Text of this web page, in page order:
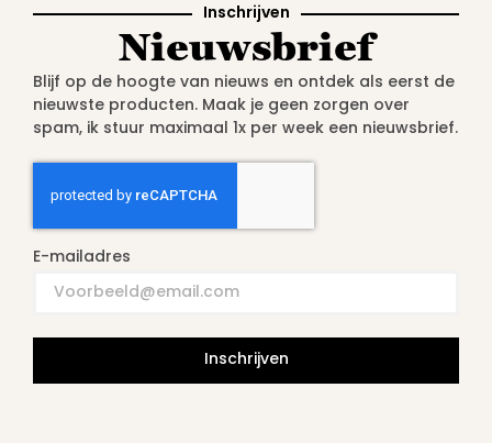
Inschrijven
Nieuwsbrief
Blijf op de hoogte van nieuws en ontdek als eerst de
nieuwste producten. Maak je geen zorgen over
spam, ik stuur maximaal 1x per week een nieuwsbrief.
E-mailadres
Inschrijven